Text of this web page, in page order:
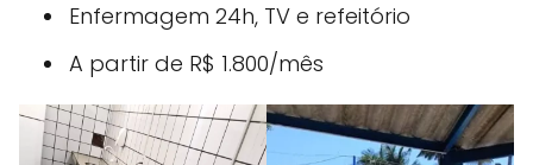
Enfermagem 24h, TV e refeitório
A partir de R$ 1.800/mês